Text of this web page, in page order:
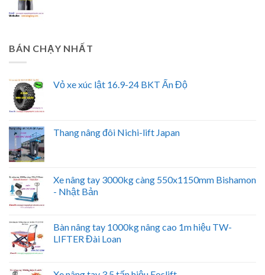
BÁN CHẠY NHẤT
Vỏ xe xúc lật 16.9-24 BKT Ấn Độ
Thang nâng đôi Nichi-lift Japan
Xe nâng tay 3000kg càng 550x1150mm Bishamon
- Nhật Bản
Bàn nâng tay 1000kg nâng cao 1m hiệu TW-
LIFTER Đài Loan